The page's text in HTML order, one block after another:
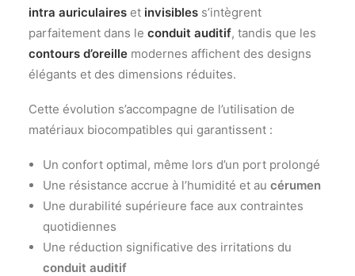
intra auriculaires et invisibles s’intègrent
parfaitement dans le conduit auditif, tandis que les
contours d’oreille modernes affichent des designs
élégants et des dimensions réduites.
Cette évolution s’accompagne de l’utilisation de
matériaux biocompatibles qui garantissent :
Un confort optimal, même lors d’un port prolongé
Une résistance accrue à l’humidité et au cérumen
Une durabilité supérieure face aux contraintes
quotidiennes
Une réduction significative des irritations du
conduit auditif